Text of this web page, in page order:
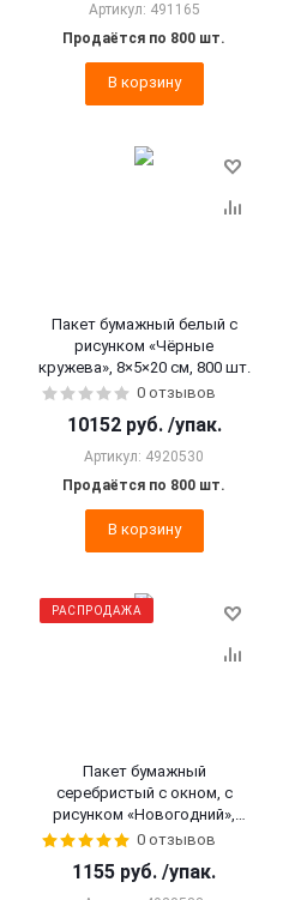
Артикул: 491165
Продаётся по 800 шт.
В корзину
Пакет бумажный белый с
рисунком «Чёрные
кружева», 8×5×20 см, 800 шт.
0 отзывов
10152 руб. /упак.
Артикул: 4920530
Продаётся по 800 шт.
В корзину
РАСПРОДАЖА
Пакет бумажный
серебристый с окном, с
рисунком «Новогодний»,
10×6×26 см, 50 шт.
0 отзывов
1155 руб. /упак.